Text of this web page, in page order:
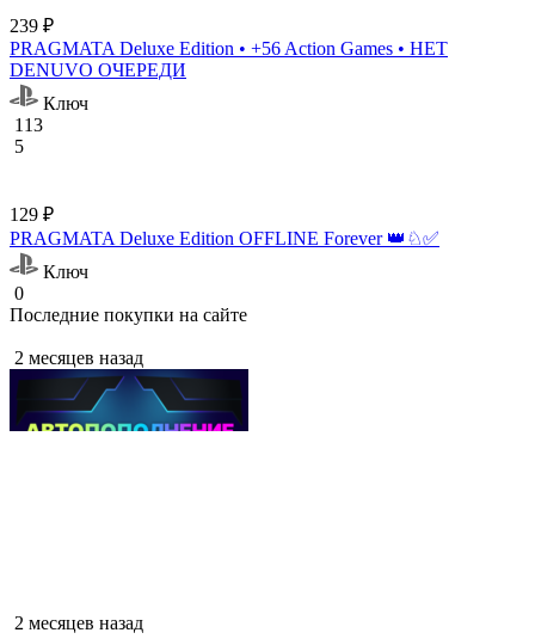
239 ₽
PRAGMATA Deluxe Edition • +56 Action Games • НЕТ
DENUVO ОЧЕРЕДИ
Ключ
113
5
129 ₽
PRAGMATA Deluxe Edition OFFLINE Forever 👑♘✅
Ключ
0
Последние покупки на сайте
2 месяцев назад
2 месяцев назад